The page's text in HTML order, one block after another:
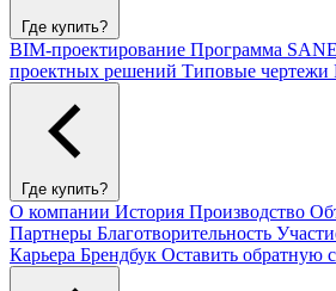
Где купить?
BIM-проектирование Программа
проектных решений Типовые
Где купить?
О компании История Производство
Партнеры Благотворительность
Карьера Брендбук Оставить обратную